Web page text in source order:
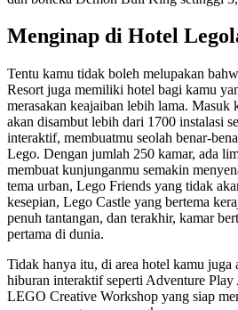
Menginap di Hotel
Tentu kamu tidak boleh melupakan
Resort juga memiliki hotel bagi kamu
merasakan keajaiban lebih lama.
akan disambut lebih dari 1700 instalasi
interaktif, membuatmu seolah benar-
Lego. Dengan jumlah 250 kamar, ada
membuat kunjunganmu semakin
tema urban, Lego Friends yang tidak
kesepian, Lego Castle yang bertema
penuh tantangan, dan terakhir, kamar
pertama di dunia.
Tidak hanya itu, di area hotel kamu juga
hiburan interaktif seperti Adventure Play
LEGO Creative Workshop yang siap